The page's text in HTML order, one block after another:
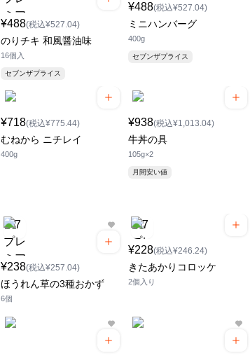
¥488(税込¥527.04)
のりチキ 和風醤油味
16個入
セブンザプライス
¥488(税込¥527.04)
ミニハンバーグ
400g
セブンザプライス
¥718(税込¥775.44)
むねから ニチレイ
400g
¥938(税込¥1,013.04)
牛丼の具
105g×2
月間安い値
¥238(税込¥257.04)
ほうれん草の3種おかず
6個
¥228(税込¥246.24)
きたあかりコロッケ
2個入り